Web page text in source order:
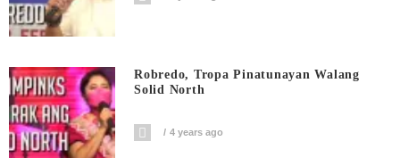
Robredo, Tropa Pinatunayan Walang
Solid North
4 years ago